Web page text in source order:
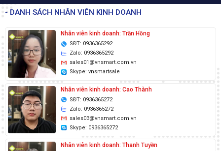
- DANH SÁCH NHÂN VIÊN KINH DOANH
Nhân viên kinh doanh: Trần Hồng
SĐT: 0936365292
Zalo: 0936365292
sales01@vnsmart.com.vn
Skype: vnsmartsale
Nhân viên kinh doanh: Cao Thành
SĐT: 0936365272
Zalo: 0936365272
sales03@vnsmart.com.vn
Skype: 0936365272
Nhân viên kinh doanh: Thanh Tuyền